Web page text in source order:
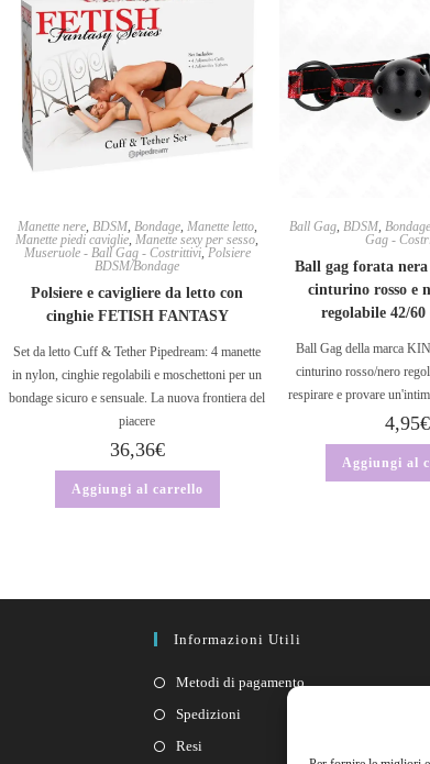
Manette nere, BDSM, Bondage, Manette letto,
Manette piedi caviglie,Manette sexy per sesso,
Museruole - Ball Gag - Costrittivi, Polsiere
BDSM/Bondage
Polsiere e cavigliere da letto con
cinghie FETISH FANTASY
Set da letto Cuff & Tether Pipedream: 4 manette
in nylon, cinghie regolabili e moschettoni per un
bondage sicuro e sensuale. La nuova frontiera del
piacere
36,36€
Aggiungi al carrello
Ball Gag,BDSM,
Gag -
Ball gag forata
cinturino rosso e
regolabile 42/
Ball Gag della marca
cinturino rosso/nero
respirare e provare
4,95€
Aggiungi al
Informazioni Utili
Metodi di pagamento
Spedizioni
Resi